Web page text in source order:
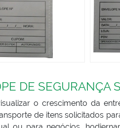
DE SEGURANÇA
o crescimento da
de itens solicitados